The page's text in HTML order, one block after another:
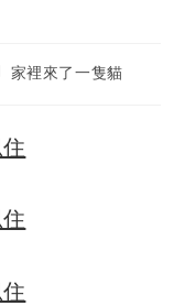
家裡來了一隻貓